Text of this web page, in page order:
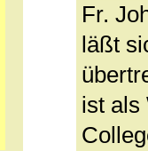
Fr.
läßt
ist als